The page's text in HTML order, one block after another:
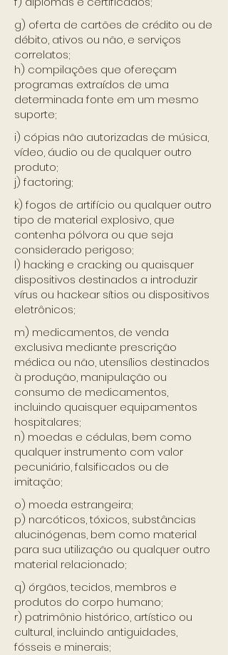
g) oferta de cartões de crédito ou de
débito, ativos ou não, e serviços
correlatos;
h) compilações que ofereçam
programas extraídos de uma
determinada fonte em um mesmo
suporte;
i) cópias não autorizadas de música,
vídeo, áudio ou de qualquer outro
produto;
j) factoring;
k) fogos de artifício ou qualquer outro
tipo de material explosivo, que
contenha pólvora ou que seja
considerado perigoso;
l) hacking e cracking ou quaisquer
dispositivos destinados a introduzir
vírus ou hackear sítios ou dispositivos
eletrônicos;
m) medicamentos, de venda
exclusiva mediante prescrição
médica ou não, utensílios destinados
à produção, manipulação ou
consumo de medicamentos,
incluindo quaisquer equipamentos
hospitalares;
n) moedas e cédulas, bem como
qualquer instrumento com valor
pecuniário, falsificados ou de
imitação;
o) moeda estrangeira;
p) narcóticos, tóxicos, substâncias
alucinógenas, bem como material
para sua utilização ou qualquer outro
material relacionado;
q) órgãos, tecidos, membros e
produtos do corpo humano;
r) patrimônio histórico, artístico ou
cultural, incluindo antiguidades,
fósseis e minerais;